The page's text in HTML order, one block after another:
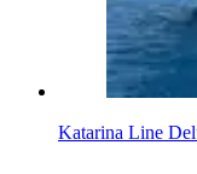
Katarina Line